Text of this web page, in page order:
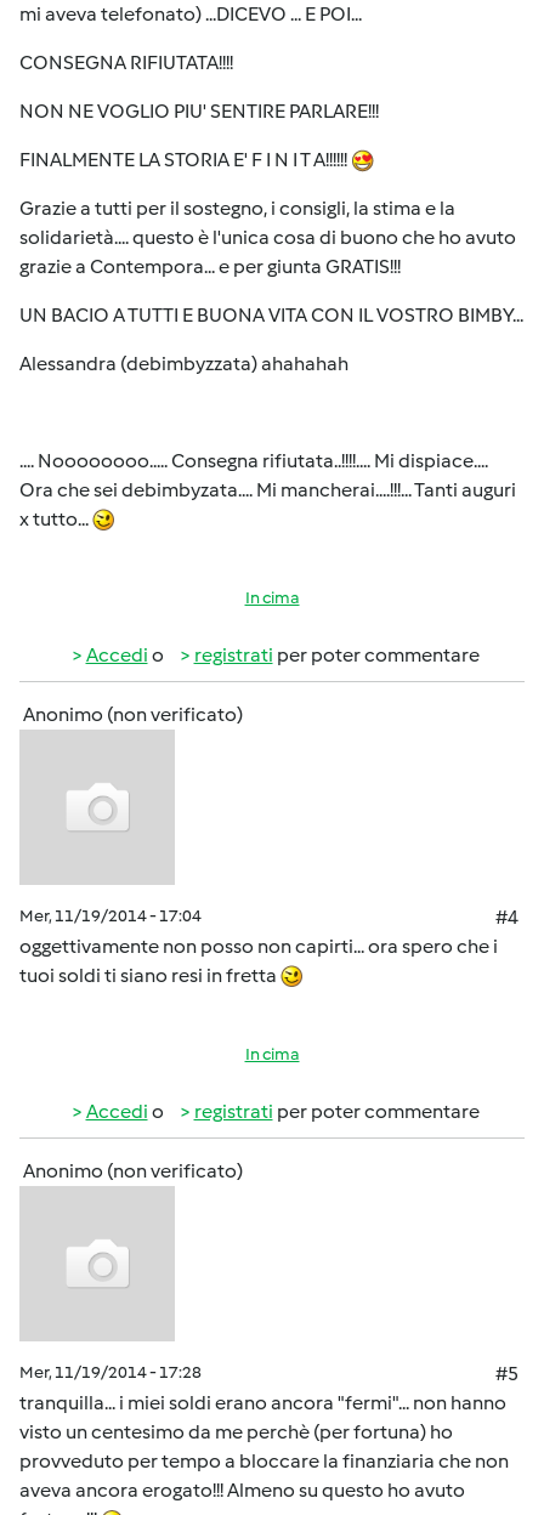
mi aveva telefonato) ...DICEVO ... E POI...
CONSEGNA RIFIUTATA!!!!
NON NE VOGLIO PIU' SENTIRE PARLARE!!!
FINALMENTE LA STORIA E' F I N I T A!!!!!!
Grazie a tutti per il sostegno, i consigli, la stima e la
solidarietà.... questo è l'unica cosa di buono che ho avuto
grazie a Contempora... e per giunta GRATIS!!!
UN BACIO A TUTTI E BUONA VITA CON IL VOSTRO BIMBY...
Alessandra (debimbyzzata) ahahahah
.... Noooooooo..... Consegna rifiutata..!!!!.... Mi dispiace....
Ora che sei debimbyzata.... Mi mancherai....!!!... Tanti auguri
x tutto...
In cima
Accedi o registrati per poter commentare
Anonimo (non verificato)
Mer, 11/19/2014 - 17:04
#4
oggettivamente non posso non capirti... ora spero che i
tuoi soldi ti siano resi in fretta
In cima
Accedi o registrati per poter commentare
Anonimo (non verificato)
Mer, 11/19/2014 - 17:28
#5
tranquilla... i miei soldi erano ancora "fermi"... non hanno
visto un centesimo da me perchè (per fortuna) ho
provveduto per tempo a bloccare la finanziaria che non
aveva ancora erogato!!! Almeno su questo ho avuto